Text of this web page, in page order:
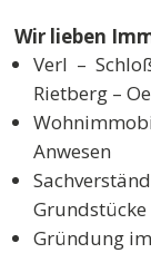
Wir lieben
Verl –
Rietberg –
Anwesen
Grundstücke
Gründung